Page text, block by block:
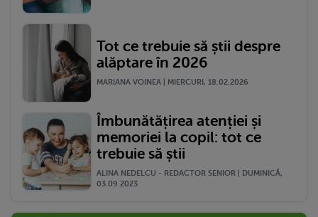
Tot ce trebuie să știi despre
alăptare în 2026
MARIANA VOINEA | MIERCURI, 18.02.2026
Îmbunătățirea atenției și
memoriei la copil: tot ce
trebuie să știi
ALINA NEDELCU - REDACTOR SENIOR | DUMINICĂ,
03.09.2023